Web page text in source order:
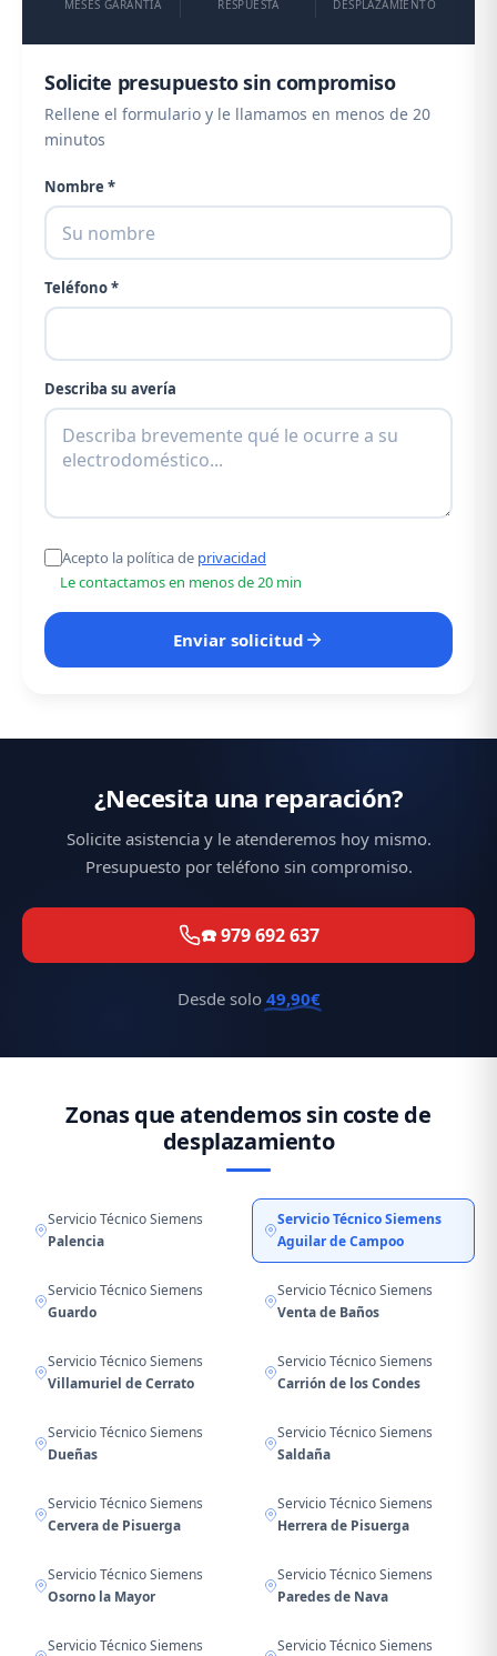
MESES GARANTÍA RESPUESTA DESPLAZAMIENTO
Solicite presupuesto sin compromiso
Rellene el formulario y le llamamos en menos de 20
minutos
Nombre *
Teléfono *
Describa su avería
Acepto la política de privacidad
Le contactamos en menos de 20 min
Enviar solicitud
¿Necesita una reparación?
Solicite asistencia y le atenderemos hoy mismo.
Presupuesto por teléfono sin compromiso.
☎️ 979 692 637
Desde solo 49,90€
Zonas que atendemos sin coste de
desplazamiento
Servicio Técnico Siemens
Palencia
Servicio Técnico Siemens
Aguilar de Campoo
Servicio Técnico Siemens
Guardo
Servicio Técnico Siemens
Venta de Baños
Servicio Técnico Siemens
Villamuriel de Cerrato
Servicio Técnico Siemens
Carrión de los Condes
Servicio Técnico Siemens
Dueñas
Servicio Técnico Siemens
Saldaña
Servicio Técnico Siemens
Cervera de Pisuerga
Servicio Técnico Siemens
Herrera de Pisuerga
Servicio Técnico Siemens
Osorno la Mayor
Servicio Técnico Siemens
Paredes de Nava
Servicio Técnico Siemens
Servicio Técnico Siemens